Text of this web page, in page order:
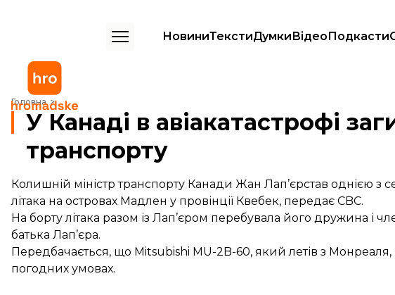
НовиниТекстиДумкиВідеоПодкасти
Головна
У Канаді в авіакатастрофі загинув екс-міністр транспорту
У Канаді в авіакатастрофі
транспорту
Колишній міністр транспорту Канади Жан Лап’єрстав однією з
літака на островах Мадлен у провінції Квебек, передає CBC.
На борту літака разом із Лап’єром перебувала його дружина і
батька Лап’єра.
Передбачається, що Mitsubishi MU-2B-60, який летів з
погодних умовах.